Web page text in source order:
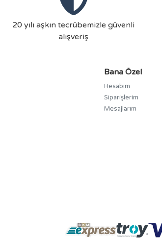
20 yılı aşkın tecrübemizle güvenli
alışveriş
Bana Özel
Hesabım
Siparişlerim
Mesajlarım